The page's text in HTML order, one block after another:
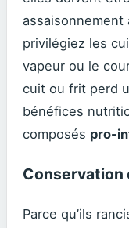
assaisonnement
privilégiez les
vapeur ou le
cuit ou frit perd
bénéfices
composés pro-
Conservation
Parce qu’ils